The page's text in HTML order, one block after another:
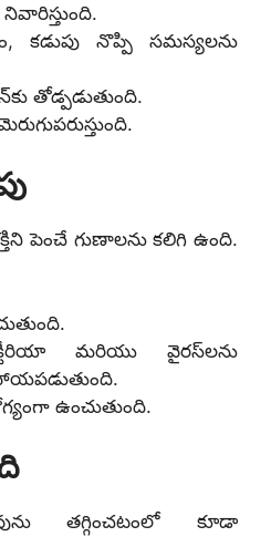
కడుపు నొప్పి సమస్యలను
తోడ్పడుతుంది.
పెంచే గుణాలను కలిగి ఉంది.
మరియు వైరస్‌లను
ఉంచుతుంది.
తగ్గించటంలో కూడా